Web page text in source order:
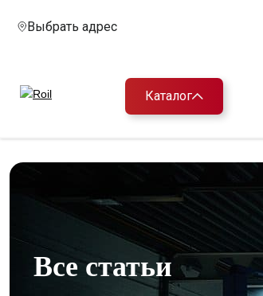
Выбрать адрес
Каталог
Все статьи